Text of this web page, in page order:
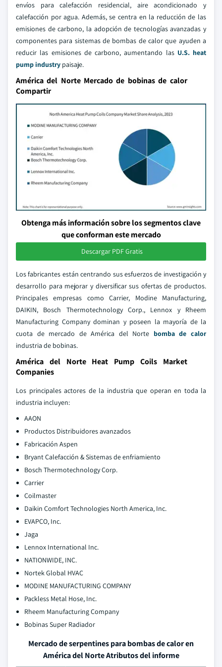
envíos para calefacción residencial, aire acondicionado y
calefacción por agua. Además, se centra en la reducción de las
emisiones de carbono, la adopción de tecnologías avanzadas y
componentes para sistemas de bombas de calor que ayuden a
reducir las emisiones de carbono, aumentando las U.S. heat
pump industry paisaje.
América del Norte Mercado de bobinas de calor
Compartir
Obtenga más información sobre los segmentos clave
que conforman este mercado
Descargar PDF Gratis
Los fabricantes están centrando sus esfuerzos de investigación y
desarrollo para mejorar y diversificar sus ofertas de productos.
Principales empresas como Carrier, Modine Manufacturing,
DAIKIN, Bosch Thermotechnology Corp., Lennox y Rheem
Manufacturing Company dominan y poseen la mayoría de la
cuota de mercado de América del Norte bomba de calor
industria de bobinas.
América del Norte Heat Pump Coils Market
Companies
Los principales actores de la industria que operan en toda la
industria incluyen:
AAON
Productos Distribuidores avanzados
Fabricación Aspen
Bryant Calefacción & Sistemas de enfriamiento
Bosch Thermotechnology Corp.
Carrier
Coilmaster
Daikin Comfort Technologies North America, Inc.
EVAPCO, Inc.
Jaga
Lennox International Inc.
NATIONWIDE, INC.
Nortek Global HVAC
MODINE MANUFACTURING COMPANY
Packless Metal Hose, Inc.
Rheem Manufacturing Company
Bobinas Super Radiador
Mercado de serpentines para bombas de calor en
América del Norte Atributos del informe